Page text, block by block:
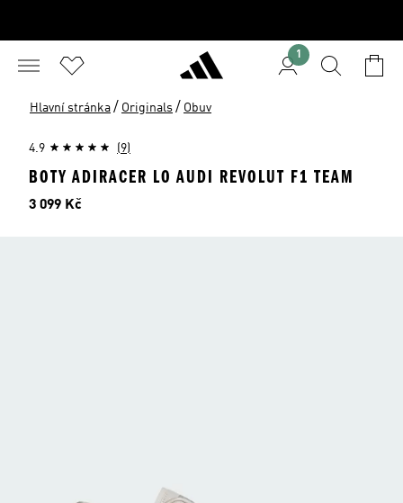
1
Hlavní stránka / Originals / Obuv
4.9 (9)
BOTY ADIRACER LO AUDI REVOLUT F1 TEAM
Cena
3 099 Kč